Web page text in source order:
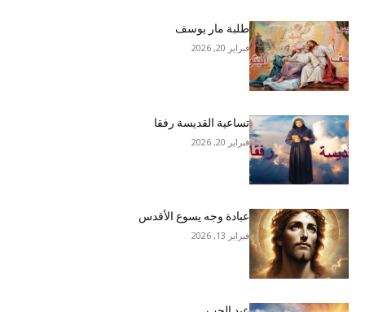
طلبة مار يوسف
فبراير 20, 2026
تساعية القديسة رفقا
فبراير 20, 2026
عبادة وجه يسوع الأقدس
فبراير 13, 2026